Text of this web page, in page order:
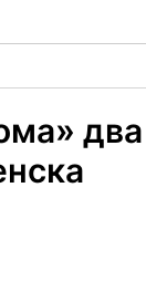
два